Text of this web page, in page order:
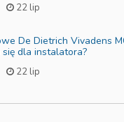
22 lip
De Dietrich Vivadens
się dla instalatora?
22 lip